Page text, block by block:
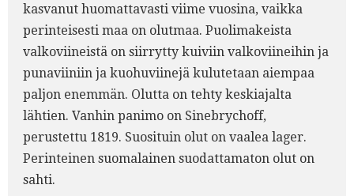
kasvanut huomattavasti viime vuosina, vaikka
perinteisesti maa on olutmaa. Puolimakeista
valkoviineistä on siirrytty kuiviin valkoviineihin ja
punaviiniin ja kuohuviinejä kulutetaan aiempaa
paljon enemmän. Olutta on tehty keskiajalta
lähtien. Vanhin panimo on Sinebrychoff,
perustettu 1819. Suosituin olut on vaalea lager.
Perinteinen suomalainen suodattamaton olut on
sahti.